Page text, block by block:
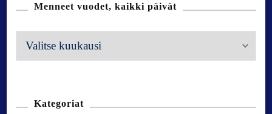
Menneet vuodet, kaikki päivät
M
e
Kategoriat